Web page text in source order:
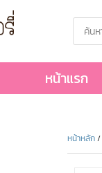
หน้าแรก
หน้าหลัก/